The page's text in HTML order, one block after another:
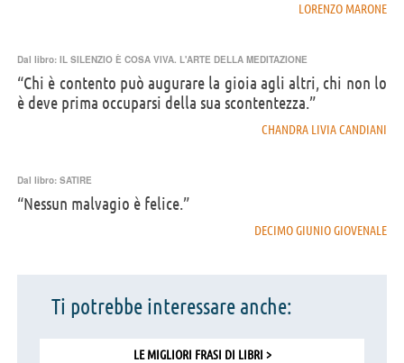
LORENZO MARONE
Dal libro: IL SILENZIO È COSA VIVA. L'ARTE DELLA MEDITAZIONE
“Chi è contento può augurare la gioia agli altri, chi non lo
è deve prima occuparsi della sua scontentezza.”
CHANDRA LIVIA CANDIANI
Dal libro: SATIRE
“Nessun malvagio è felice.”
DECIMO GIUNIO GIOVENALE
Ti potrebbe interessare anche:
LE MIGLIORI FRASI DI LIBRI >